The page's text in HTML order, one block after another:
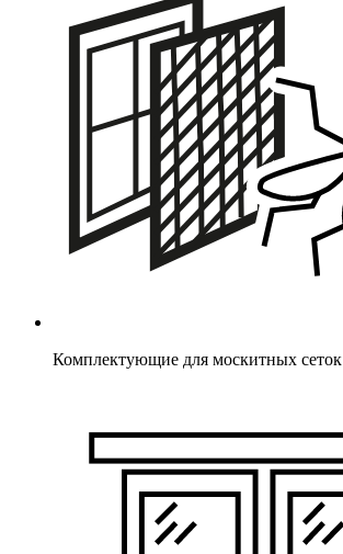
Комплектующие для москитных сеток